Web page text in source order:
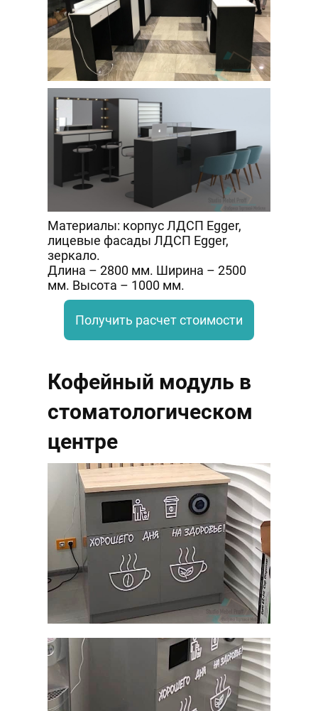
Материалы: корпус ЛДСП Egger,
лицевые фасады ЛДСП Egger,
зеркало.
Длина – 2800 мм. Ширина – 2500
мм. Высота – 1000 мм.
Получить расчет стоимости
Кофейный модуль в
стоматологическом
центре